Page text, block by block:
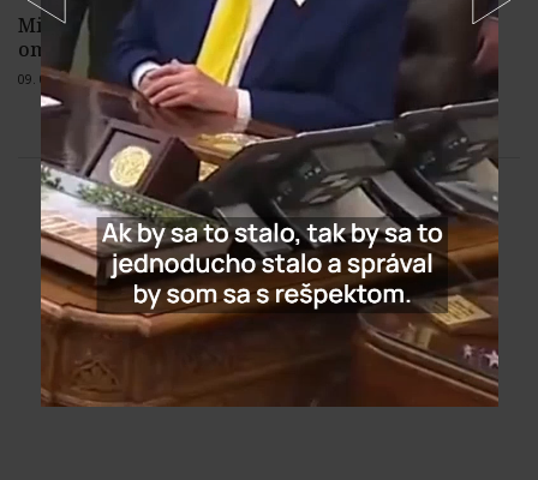
Milovníci hôr sa dnes zídu na svätej
omši na Veľkej Rači
09. 08. 2026 |Žiadne komentáre